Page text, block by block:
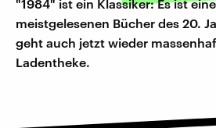
"1984" ist ein Klassiker: Es ist
meistgelesenen Bücher des 20.
geht auch jetzt wieder
Ladentheke.